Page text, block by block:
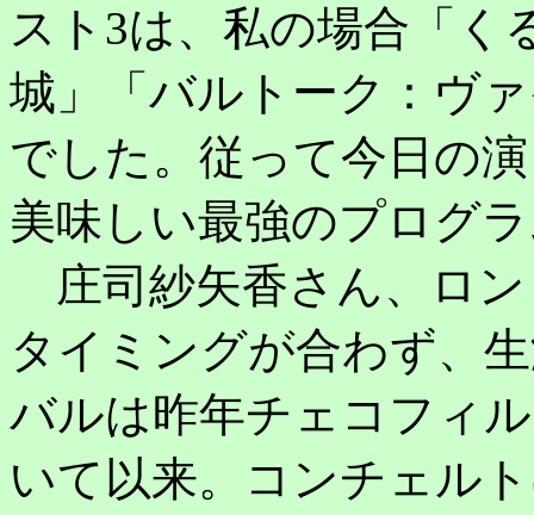
スト3は、私の場合「く
城」「バルトーク：ヴ
でした。従って今日の
美味しい最強のプログ
庄司紗矢香さん、ロ
タイミングが合わず、
バルは昨年チェコフィ
いて以来。コンチェル